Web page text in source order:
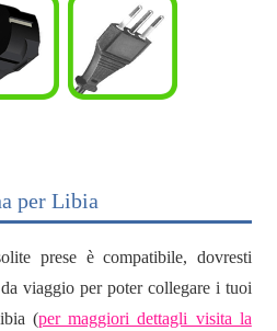
per Libia
prese è compatibile, dovresti
viaggio per poter collegare i tuoi
(per maggiori dettagli visita la